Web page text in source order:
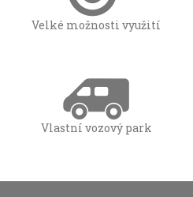
Velké možnosti využití
Vlastní vozový park